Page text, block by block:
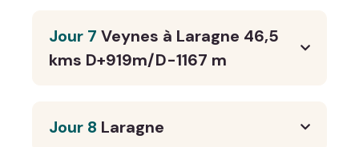
Jour 7 Veynes à Laragne 46,5
kms D+919m/D-1167 m
Jour 8 Laragne